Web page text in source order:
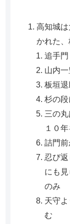
高知城
かれた
追手
山内
板垣退
杉の
三の
１０
詰門
忍び
にも
のみ
天守
む